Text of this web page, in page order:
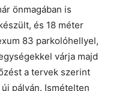
önmagában is
és 18 méter
83 parkolóhellyel,
várja majd
a tervek szerint
pályán. Ismételten